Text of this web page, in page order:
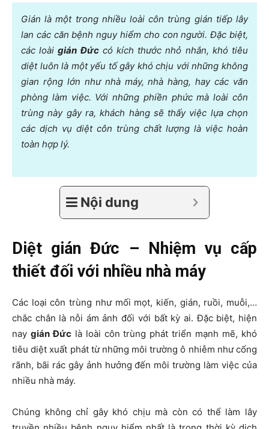
Gián là một trong nhiều loài côn trùng gián tiếp lây
lan các căn bệnh nguy hiểm cho con người. Đặc biệt,
các loàigián Đứccó kích thước nhỏ nhắn, khó tiêu
diệt luôn là một yếu tố gây khó chịu với những không
gian rộng lớn như nhà máy, nhà hàng, hay các văn
phòng làm việc. Với những phiền phức mà loài côn
trùng này gây ra, khách hàng sẽ thấy việc lựa chọn
các dịch vụ diệt côn trùng chất lượng là việc hoàn
toàn hợp lý.
Nội dung
Diệt gián Đức – Nhiệm vụ cấp
thiết đối với nhiều nhà máy
Các loại côn trùng như mối mọt, kiến, gián, ruồi, muỗi,…
chắc chắn là nỗi ám ảnh đối với bất kỳ ai. Đặc biệt, hiện
nay gián Đứclà loài côn trùng phát triển mạnh mẽ, khó
tiêu diệt xuất phát từ những môi trường ô nhiễm như cống
rãnh, bãi rác gây ảnh hưởng đến môi trường làm việc của
nhiều nhà máy.
Chúng không chỉ gây khó chịu mà còn có thể làm lây